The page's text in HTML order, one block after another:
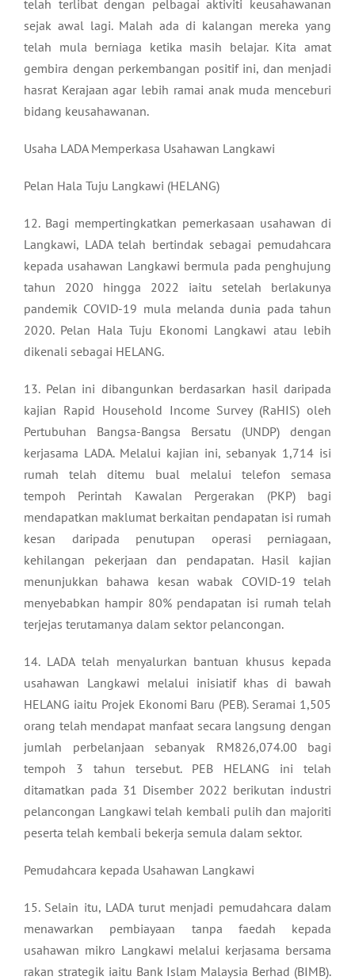
telah terlibat dengan pelbagai aktiviti keusahawanan
sejak awal lagi. Malah ada di kalangan mereka yang
telah mula berniaga ketika masih belajar. Kita amat
gembira dengan perkembangan positif ini, dan menjadi
hasrat Kerajaan agar lebih ramai anak muda menceburi
bidang keusahawanan.
Usaha LADA Memperkasa Usahawan Langkawi
Pelan Hala Tuju Langkawi (HELANG)
12. Bagi mempertingkatkan pemerkasaan usahawan di
Langkawi, LADA telah bertindak sebagai pemudahcara
kepada usahawan Langkawi bermula pada penghujung
tahun 2020 hingga 2022 iaitu setelah berlakunya
pandemik COVID-19 mula melanda dunia pada tahun
2020. Pelan Hala Tuju Ekonomi Langkawi atau lebih
dikenali sebagai HELANG.
13. Pelan ini dibangunkan berdasarkan hasil daripada
kajian Rapid Household Income Survey (RaHIS) oleh
Pertubuhan Bangsa-Bangsa Bersatu (UNDP) dengan
kerjasama LADA. Melalui kajian ini, sebanyak 1,714 isi
rumah telah ditemu bual melalui telefon semasa
tempoh Perintah Kawalan Pergerakan (PKP) bagi
mendapatkan maklumat berkaitan pendapatan isi rumah
kesan daripada penutupan operasi perniagaan,
kehilangan pekerjaan dan pendapatan. Hasil kajian
menunjukkan bahawa kesan wabak COVID-19 telah
menyebabkan hampir 80% pendapatan isi rumah telah
terjejas terutamanya dalam sektor pelancongan.
14. LADA telah menyalurkan bantuan khusus kepada
usahawan Langkawi melalui inisiatif khas di bawah
HELANG iaitu Projek Ekonomi Baru (PEB). Seramai 1,505
orang telah mendapat manfaat secara langsung dengan
jumlah perbelanjaan sebanyak RM826,074.00 bagi
tempoh 3 tahun tersebut. PEB HELANG ini telah
ditamatkan pada 31 Disember 2022 berikutan industri
pelancongan Langkawi telah kembali pulih dan majoriti
peserta telah kembali bekerja semula dalam sektor.
Pemudahcara kepada Usahawan Langkawi
15. Selain itu, LADA turut menjadi pemudahcara dalam
menawarkan pembiayaan tanpa faedah kepada
usahawan mikro Langkawi melalui kerjasama bersama
rakan strategik iaitu Bank Islam Malaysia Berhad (BIMB).